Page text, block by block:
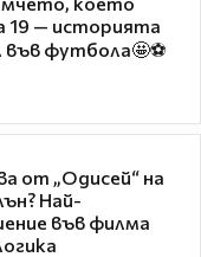
19 — историята
във футбола🤩⚽
от „Одисей“ на
Най-
във филма